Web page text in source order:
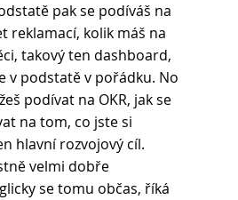
pak se podíváš na
reklamací, kolik máš na
takový ten dashboard,
v podstatě v pořádku. No
podívat na OKR, jak se
na tom, co jste si
hlavní rozvojový cíl.
velmi dobře
se tomu občas, říká